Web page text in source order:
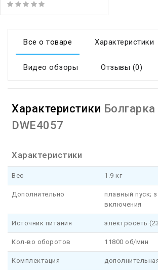
Все о товаре Характеристики
Видео обзоры Отзывы (0)
Характеристики Болгарка
DWE4057
Характеристики
Вес 1.9 кг
Дополнительно
плавный пуск;
включения
Источник питания электросеть
Кол-во оборотов 11800 об/мин
Комплектация